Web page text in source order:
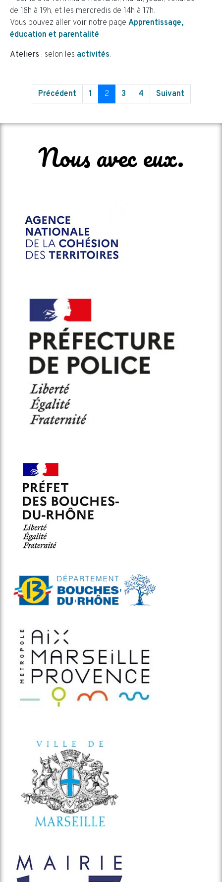
de 18h à 19h, et les mercredis de 14h à 17h.
Vous pouvez aller voir notre page Apprentissage,
éducation et parentalité
Ateliers : selon les activités.
Précédent 1 2 3 4 Suivant
Nous avec eux.